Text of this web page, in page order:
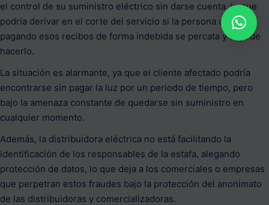
el control de su suministro eléctrico sin darse cuenta, lo que
podría derivar en el corte del servicio si la persona que está
pagando esos recibos de forma indebida se percata y deja de
hacerlo.
La situación es alarmante, ya que el cliente afectado podría
encontrarse sin pagar la luz por un periodo de tiempo, pero
bajo la amenaza constante de quedarse sin suministro en
cualquier momento.
Además, la distribuidora eléctrica no está facilitando la
identificación de los responsables de la estafa, alegando
protección de datos, lo que deja a los comerciales o empresas
que perpetran estos fraudes bajo la protección del anonimato
de las distribuidoras y comercializadoras.